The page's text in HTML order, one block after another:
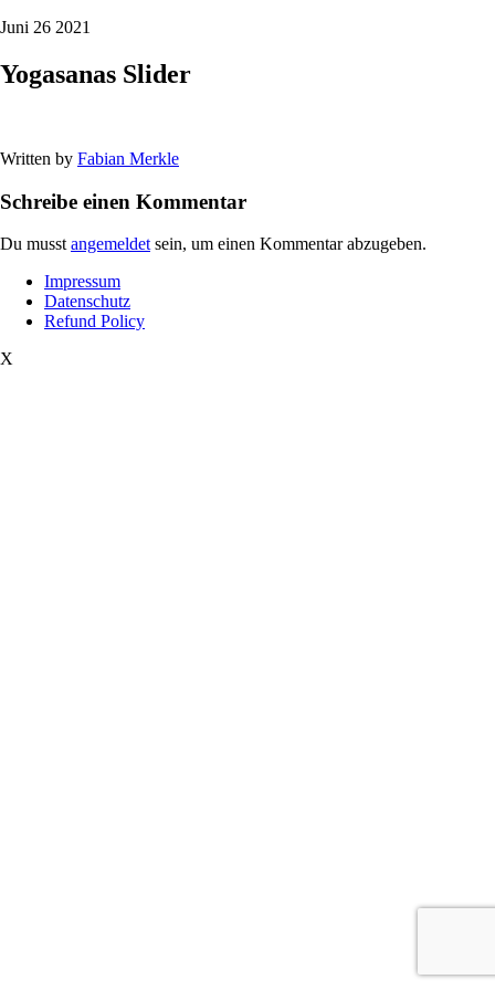
Juni 26 2021
Yogasanas Slider
Written by Fabian Merkle
Schreibe einen Kommentar
Du musst angemeldet sein, um einen Kommentar abzugeben.
Impressum
Datenschutz
Refund Policy
X